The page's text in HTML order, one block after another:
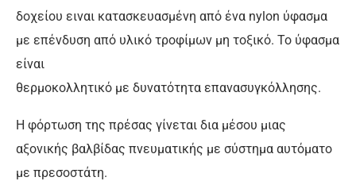
δοχείου ειναι κατασκευασμένη από ένα nylon ύφασμα
με επένδυση από υλικό τροφίμων μη τοξικό. Το ύφασμα
είναι
θερμοκολλητικό με δυνατότητα επανασυγκόλλησης.
Η φόρτωση της πρέσας γίνεται δια μέσου μιας
αξονικής βαλβίδας πνευματικής με σύστημα αυτόματο
με πρεσοστάτη.